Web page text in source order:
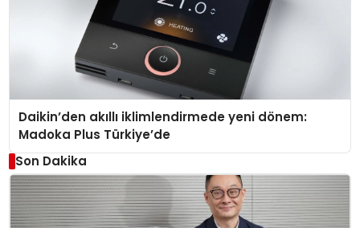
Daikin’den akıllı iklimlendirmede yeni dönem:
Madoka Plus Türkiye’de
Son Dakika